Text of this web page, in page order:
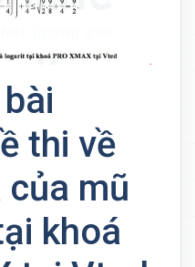
thi về
mũ
khoá